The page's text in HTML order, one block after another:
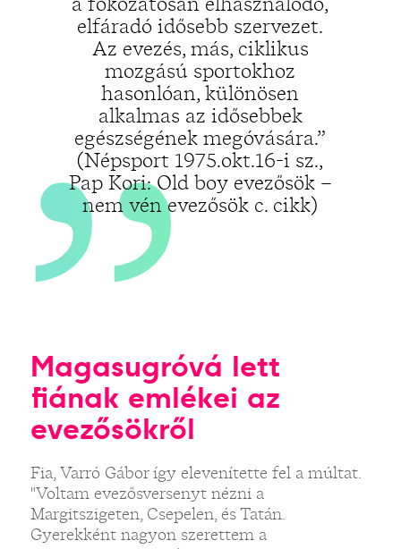
elfáradó idősebb szervezet.
Az evezés, más, ciklikus
mozgású sportokhoz
hasonlóan, különösen
alkalmas az idősebbek
egészségének megóvására.”
(Népsport 1975.okt.16-i sz.,
Pap Kori: Old boy evezősök –
nem vén evezősök c. cikk)
Magasugróvá lett
fiának emlékei az
evezősökről
Fia, Varró Gábor így elevenítette fel a múltat.
"Voltam evezősversenyt nézni a
Margitszigeten, Csepelen, és Tatán.
Gyerekként nagyon szerettem a